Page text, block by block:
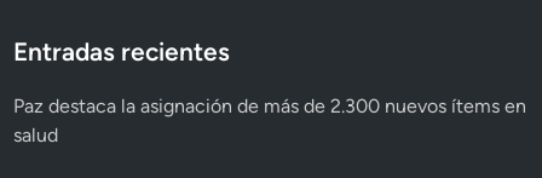
Entradas recientes
Paz destaca la asignación de más de 2.300 nuevos ítems en
salud